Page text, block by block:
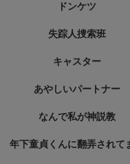
ドンケツ
失踪人捜索班
キャスター
あやしいパートナー
なんで私が神説教
年下童貞くんに翻弄されて